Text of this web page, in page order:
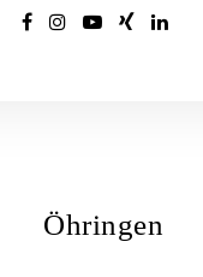
Öhringen